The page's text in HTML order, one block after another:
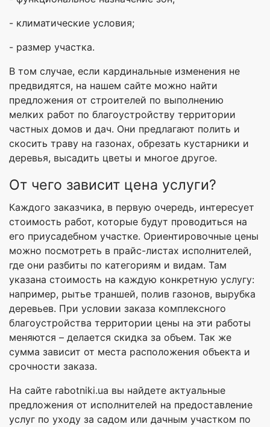
- климатические условия;
- размер участка.
В том случае, если кардинальные изменения не
предвидятся, на нашем сайте можно найти
предложения от строителей по выполнению
мелких работ по благоустройству территории
частных домов и дач. Они предлагают полить и
скосить траву на газонах, обрезать кустарники и
деревья, высадить цветы и многое другое.
От чего зависит цена услуги?
Каждого заказчика, в первую очередь, интересует
стоимость работ, которые будут проводиться на
его приусадебном участке. Ориентировочные цены
можно посмотреть в прайс-листах исполнителей,
где они разбиты по категориям и видам. Там
указана стоимость на каждую конкретную услугу:
например, рытье траншей, полив газонов, вырубка
деревьев. При условии заказа комплексного
благоустройства территории цены на эти работы
меняются – делается скидка за объем. Так же
сумма зависит от места расположения объекта и
срочности заказа.
На сайте rabotniki.ua вы найдете актуальные
предложения от исполнителей на предоставление
услуг по уходу за садом или дачным участком по